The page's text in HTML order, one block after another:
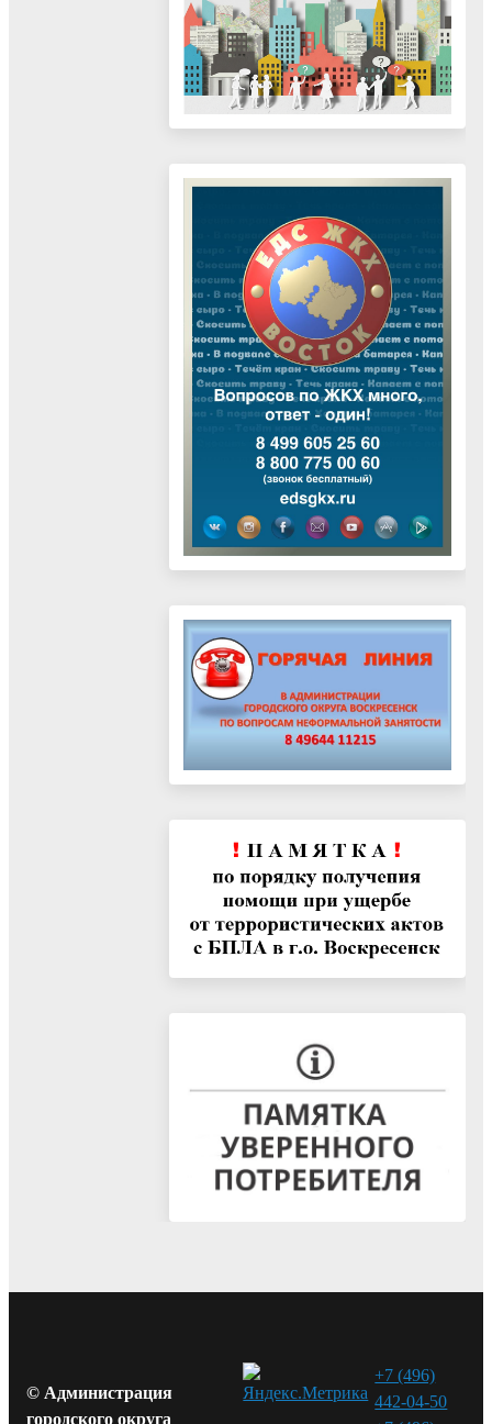
© Администрация
городского округа
+7 (496)
442-04-50